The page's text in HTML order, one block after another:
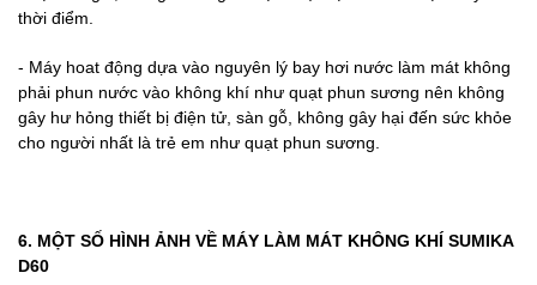
thời điểm.
- Máy hoat động dựa vào nguyên lý bay hơi nước làm mát không
phải phun nước vào không khí như quạt phun sương nên không
gây hư hỏng thiết bị điện tử, sàn gỗ, không gây hại đến sức khỏe
cho người nhất là trẻ em như quạt phun sương.
6. MỘT SỐ HÌNH ẢNH VỀ MÁY LÀM MÁT KHÔNG KHÍ SUMIKA
D60